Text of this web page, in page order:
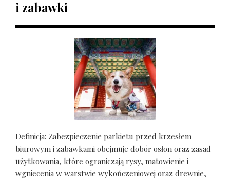
i zabawki
Definicja: Zabezpieczenie parkietu przed krzesłem
biurowym i zabawkami obejmuje dobór osłon oraz zasad
użytkowania, które ograniczają rysy, matowienie i
wgniecenia w warstwie wykończeniowej oraz drewnie,